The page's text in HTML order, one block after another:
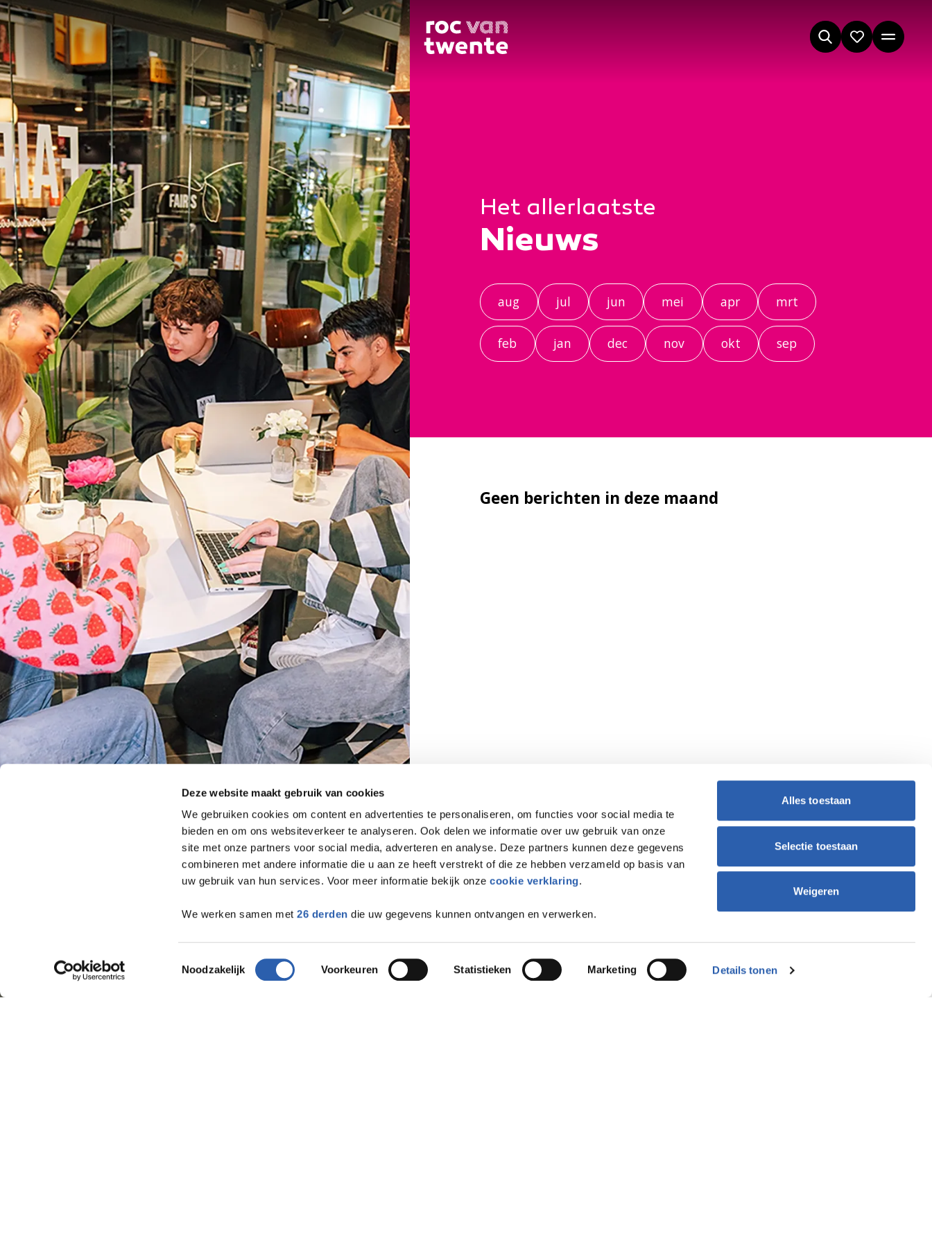
Deze website maakt gebruik van cookies
We gebruiken cookies om content en advertenties te personaliseren, om functies voor social media te
bieden en om ons websiteverkeer te analyseren. Ook delen we informatie over uw gebruik van onze
site met onze partners voor social media, adverteren en analyse. Deze partners kunnen deze gegevens
combineren met andere informatie die u aan ze heeft verstrekt of die ze hebben verzameld op basis van
uw gebruik van hun services. Voor meer informatie bekijk onzecookie verklaring.
We werken samen met26 derden die uw gegevens kunnen ontvangen en verwerken.
Toestemmingsselectie
Noodzakelijk Voorkeuren Statistieken Marketing Details tonen
Alles toestaan
Selectie toestaan
Weigeren
Het allerlaatste
Nieuws
aug jul jun mei apr mrt
feb jan dec nov okt sep
Geen berichten in deze maand